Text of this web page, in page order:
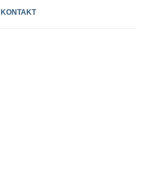
KONTAKT